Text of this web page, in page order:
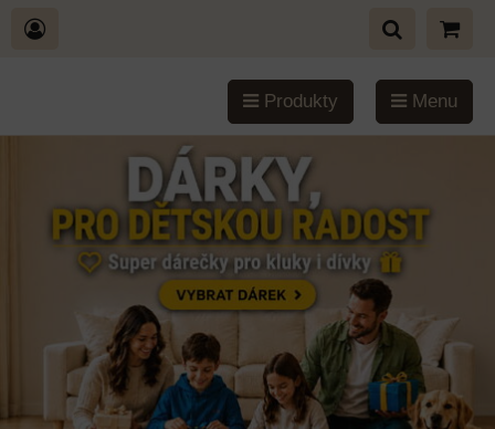
Produkty Menu